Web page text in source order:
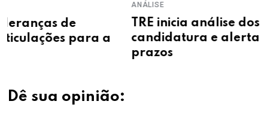
TRE inicia análise dos registros de
candidatura e alerta partidos sobre
Dê sua opinião: